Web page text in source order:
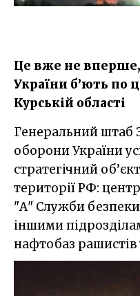
Це вже не
України б’ють по
Курській області
Генеральний штаб ЗСУ підтвердив - Сили
оборони України
стратегічний
території РФ:
"А" Служби безпеки
іншими
нафтобаз рашистів